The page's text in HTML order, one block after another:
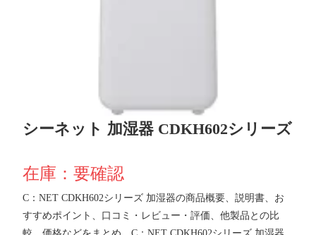
シーネット 加湿器 CDKH602シリーズ
在庫：要確認
C：NET CDKH602シリーズ 加湿器の商品概要、説明書、お
すすめポイント、口コミ・レビュー・評価、他製品との比